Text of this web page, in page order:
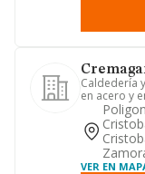
Caldedería
en acero y
VER EN